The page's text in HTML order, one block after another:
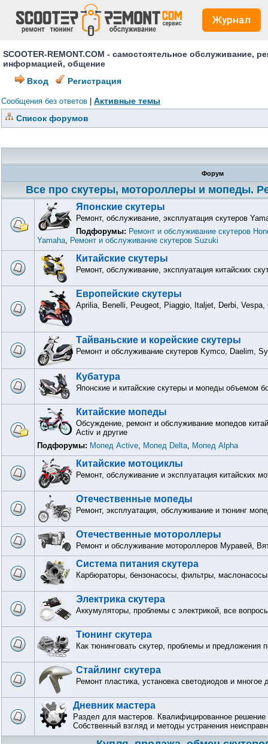
Журнал
SCOOTER-REMONT.COM - самостоятельное
информацией, общение
Вход
Регистрация
Сообщения без ответов
Активные темы
Список форумов
Форум
Все про скутеры, мотороллеры и мопеды.
Японские скутеры
Ремонт, обслуживание, эксплуатация скутеров
Подфорумы: Ремонт и обслуживание скутеров
Yamaha, Ремонт и обслуживание скутеров Suzuki
Китайские скутеры
Ремонт, обслуживание, эксплуатация китайских
Европейские скутеры
Aprilia, Benelli, Peugeot, Piaggio, Italjet, Derbi,
Тайваньские и корейские скутеры
Ремонт и обслуживание скутеров Kymco, Daelim,
Кубатура
Японские и китайские скутеры и мопеды объемом
Китайские мопеды
Обсуждение, ремонт и обслуживание мопедов
Activ и другие
Подфорумы: Мопед Active, Мопед Delta, Мопед Alpha
Китайские мотоциклы
Ремонт, обслуживание и эксплуатация китайских
Отечественные мопеды
Ремонт, эксплуатация, обслуживание и тюнинг
Отечественные мотороллеры
Ремонт и обслуживание мотороллеров Муравей,
Система питания скутера
Карбюраторы, бензонасосы, фильтры,
Электрика скутера
Аккумуляторы, проблемы с электрикой, все
Тюнинг скутера
Как тюнинговать скутер, проблемы и предложения
Стайлинг скутера
Ремонт пластика, установка светодиодов и многое
Дневник мастера
Раздел для мастеров. Квалифицированное решение
Собственный взгляд и методы устранения